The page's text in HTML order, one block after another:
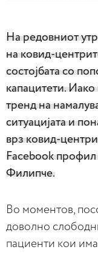
На редовниот
на ковид-
состојбата со
капацитети.
тренд на
ситуацијата и
врз ковид-
Facebook профил
Филипче.
Во моментов,
доволно
пациенти кои